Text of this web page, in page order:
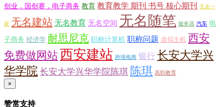
创业，国创赛，电子商务 教育 教育教学 期刊 书号 核心期刊 无名一
家 无名建站 无名教育 无名空间 无名随笔 服务器 汽车 电
子商务 经济学 耐思尼克 职称计算机 职称问题 虚拟主机 西安
免费做网站西安建站 跨境电商 银行 长安大学兴
华学院 长安大学兴华学院陈琪 陈琪 高职教育
×
赞赏支持